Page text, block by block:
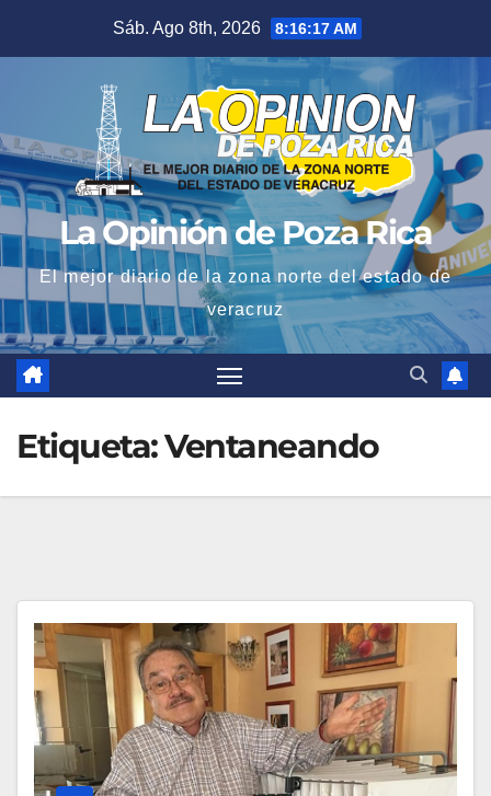
Sáb. Ago 8th, 2026 8:16:17 AM
La Opinión de Poza Rica
El mejor diario de la zona norte del estado de
veracruz
Etiqueta:Ventaneando